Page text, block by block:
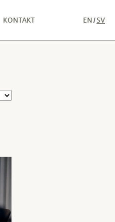
KONTAKT EN SV